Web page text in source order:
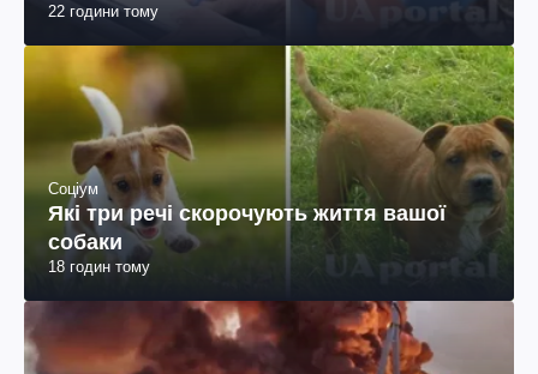
22 години тому
Соціум
Які три речі скорочують життя вашої
собаки
18 годин тому